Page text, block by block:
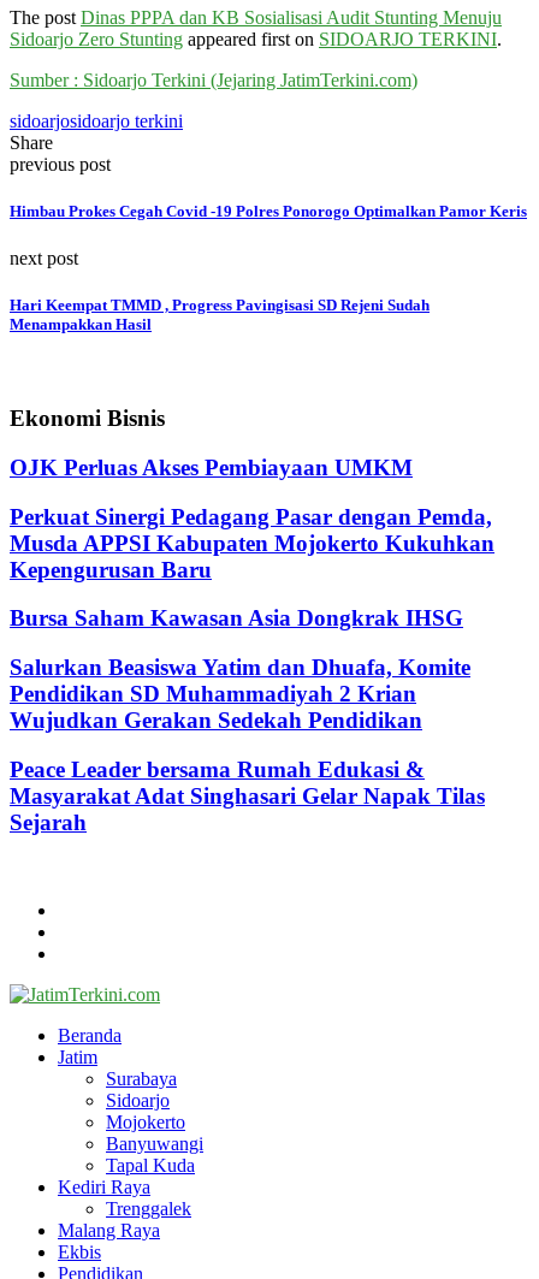
The post Dinas PPPA dan KB Sosialisasi Audit Stunting Menuju
Sidoarjo Zero Stunting appeared first on SIDOARJO TERKINI.
Sumber : Sidoarjo Terkini (Jejaring JatimTerkini.com)
sidoarjosidoarjo terkini
Share
previous post
Himbau Prokes Cegah Covid -19 Polres Ponorogo Optimalkan Pamor Keris
next post
Hari Keempat TMMD , Progress Pavingisasi SD Rejeni Sudah
Menampakkan Hasil
Ekonomi Bisnis
OJK Perluas Akses Pembiayaan UMKM
Perkuat Sinergi Pedagang Pasar dengan Pemda,
Musda APPSI Kabupaten Mojokerto Kukuhkan
Kepengurusan Baru
Bursa Saham Kawasan Asia Dongkrak IHSG
Salurkan Beasiswa Yatim dan Dhuafa, Komite
Pendidikan SD Muhammadiyah 2 Krian
Wujudkan Gerakan Sedekah Pendidikan
Peace Leader bersama Rumah Edukasi &
Masyarakat Adat Singhasari Gelar Napak Tilas
Sejarah
Beranda
Jatim
Surabaya
Sidoarjo
Mojokerto
Banyuwangi
Tapal Kuda
Kediri Raya
Trenggalek
Malang Raya
Ekbis
Pendidikan